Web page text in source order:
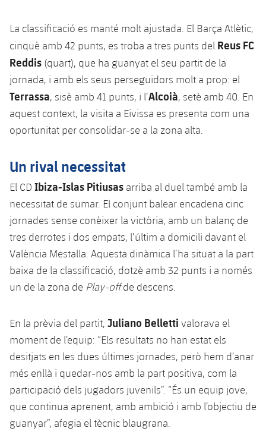
Instal·lacions
La classificació es manté molt ajustada. El Barça Atlètic,
cinquè amb 42 punts, es troba a tres punts del Reus FC
Reddis (quart), que ha guanyat el seu partit de la
jornada, i amb els seus perseguidors molt a prop: el
Terrassa, sisè amb 41 punts, i l’Alcoià, setè amb 40. En
aquest context, la visita a Eivissa es presenta com una
oportunitat per consolidar-se a la zona alta.
Un rival necessitat
El CD Ibiza-Islas Pitiusas arriba al duel també amb la
necessitat de sumar. El conjunt balear encadena cinc
jornades sense conèixer la victòria, amb un balanç de
tres derrotes i dos empats, l’últim a domicili davant el
València Mestalla. Aquesta dinàmica l’ha situat a la part
baixa de la classificació, dotzè amb 32 punts i a només
un de la zona de Play-offde descens.
En la prèvia del partit, Juliano Belletti valorava el
moment de l’equip: “Els resultats no han estat els
desitjats en les dues últimes jornades, però hem d’anar
més enllà i quedar-nos amb la part positiva, com la
participació dels jugadors juvenils”. “És un equip jove,
que continua aprenent, amb ambició i amb l’objectiu de
guanyar”, afegia el tècnic blaugrana.